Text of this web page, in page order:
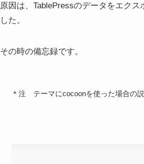
原因は、TablePressのデータをエク
した。
その時の備忘録です。
＊注 テーマにcocoonを使った場合の説